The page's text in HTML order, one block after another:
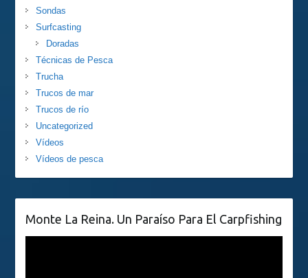
Sondas
Surfcasting
Doradas
Técnicas de Pesca
Trucha
Trucos de mar
Trucos de río
Uncategorized
Vídeos
Vídeos de pesca
Monte La Reina. Un Paraíso Para El Carpfishing